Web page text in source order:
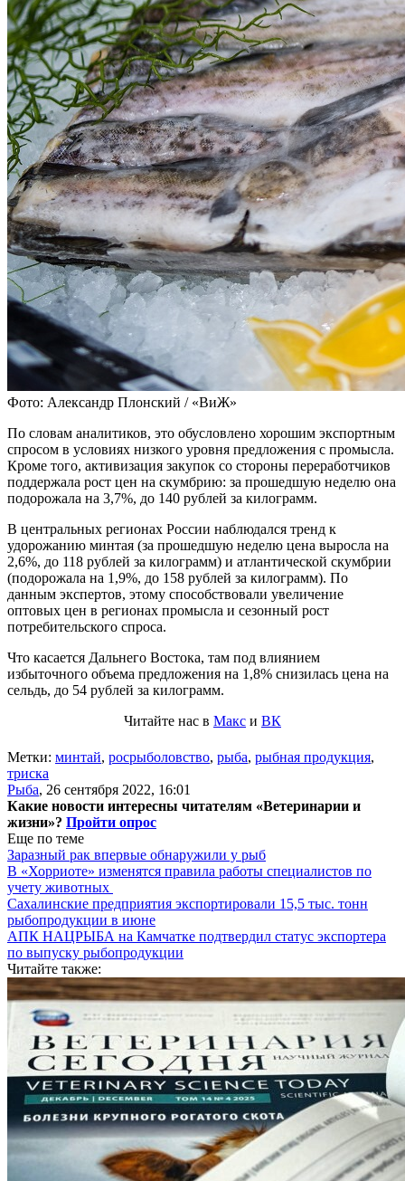
Фото: Александр Плонский / «ВиЖ»
По словам аналитиков, это обусловлено хорошим экспортным
спросом в условиях низкого уровня предложения с промысла.
Кроме того, активизация закупок со стороны переработчиков
поддержала рост цен на скумбрию: за прошедшую неделю она
подорожала на 3,7%, до 140 рублей за килограмм.
В центральных регионах России наблюдался тренд к
удорожанию минтая (за прошедшую неделю цена выросла на
2,6%, до 118 рублей за килограмм) и атлантической скумбрии
(подорожала на 1,9%, до 158 рублей за килограмм). По
данным экспертов, этому способствовали увеличение
оптовых цен в регионах промысла и сезонный рост
потребительского спроса.
Что касается Дальнего Востока, там под влиянием
избыточного объема предложения на 1,8% снизилась цена на
сельдь, до 54 рублей за килограмм.
Читайте нас в Макс и ВК
Метки: минтай, росрыболовство, рыба, рыбная продукция,
триска
Рыба, 26 сентября 2022, 16:01
Какие новости интересны читателям «Ветеринарии и
жизни»? Пройти опрос
Еще по теме
Заразный рак впервые обнаружили у рыб
В «Хорриоте» изменятся правила работы специалистов по
учету животных
Сахалинские предприятия экспортировали 15,5 тыс. тонн
рыбопродукции в июне
АПК НАЦРЫБА на Камчатке подтвердил статус экспортера
по выпуску рыбопродукции
Читайте также: